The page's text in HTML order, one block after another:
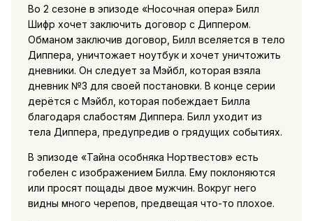
Во 2 сезоне в эпизоде «Носочная опера» Билл
Шифр хочет заключить договор с Диппером.
Обманом заключив договор, Билл вселяется в тело
Диппера, уничтожает ноутбук и хочет уничтожить
дневники. Он следует за Мэйбл, которая взяла
дневник №3 для своей постановки. В конце серии
дерётся с Мэйбл, которая побеждает Билла
благодаря слабостям Диппера. Билл уходит из
тела Диппера, предупредив о грядущих событиях.
В эпизоде «Тайна особняка Нортвестов» есть
гобелен с изображением Билла. Ему поклоняются
или просят пощады двое мужчин. Вокруг него
видны много черепов, предвещая что-то плохое.